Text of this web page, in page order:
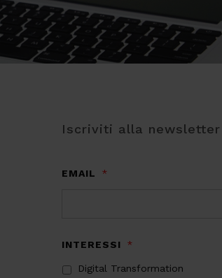
Iscriviti alla newsletter
EMAIL *
INTERESSI *
Digital Transformation